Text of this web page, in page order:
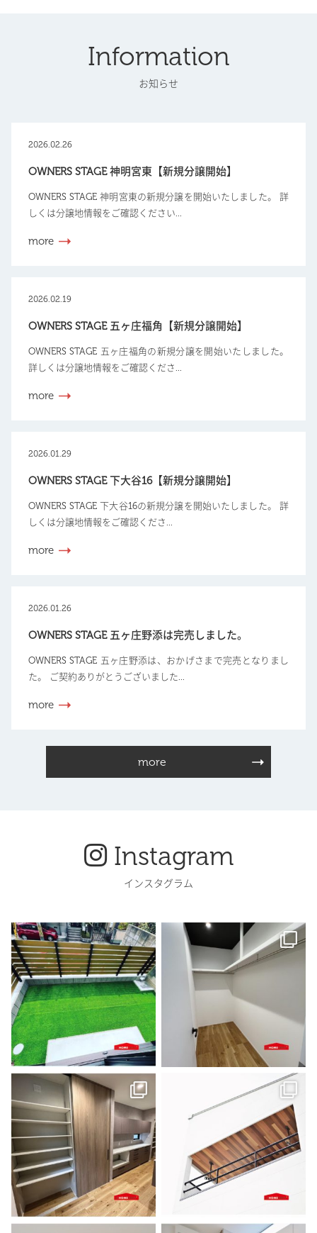
Information
お知らせ
2026.02.26
OWNERS STAGE 神明宮東【新規分譲開始】
OWNERS STAGE 神明宮東の新規分譲を開始いたしました。 詳
しくは分譲地情報をご確認ください...
more
2026.02.19
OWNERS STAGE 五ヶ庄福角【新規分譲開始】
OWNERS STAGE 五ヶ庄福角の新規分譲を開始いたしました。
詳しくは分譲地情報をご確認くださ...
more
2026.01.29
OWNERS STAGE 下大谷16【新規分譲開始】
OWNERS STAGE 下大谷16の新規分譲を開始いたしました。 詳
しくは分譲地情報をご確認くださ...
more
2026.01.26
OWNERS STAGE 五ヶ庄野添は完売しました。
OWNERS STAGE 五ヶ庄野添は、おかげさまで完売となりまし
た。 ご契約ありがとうございました...
more
more
Instagram
インスタグラム